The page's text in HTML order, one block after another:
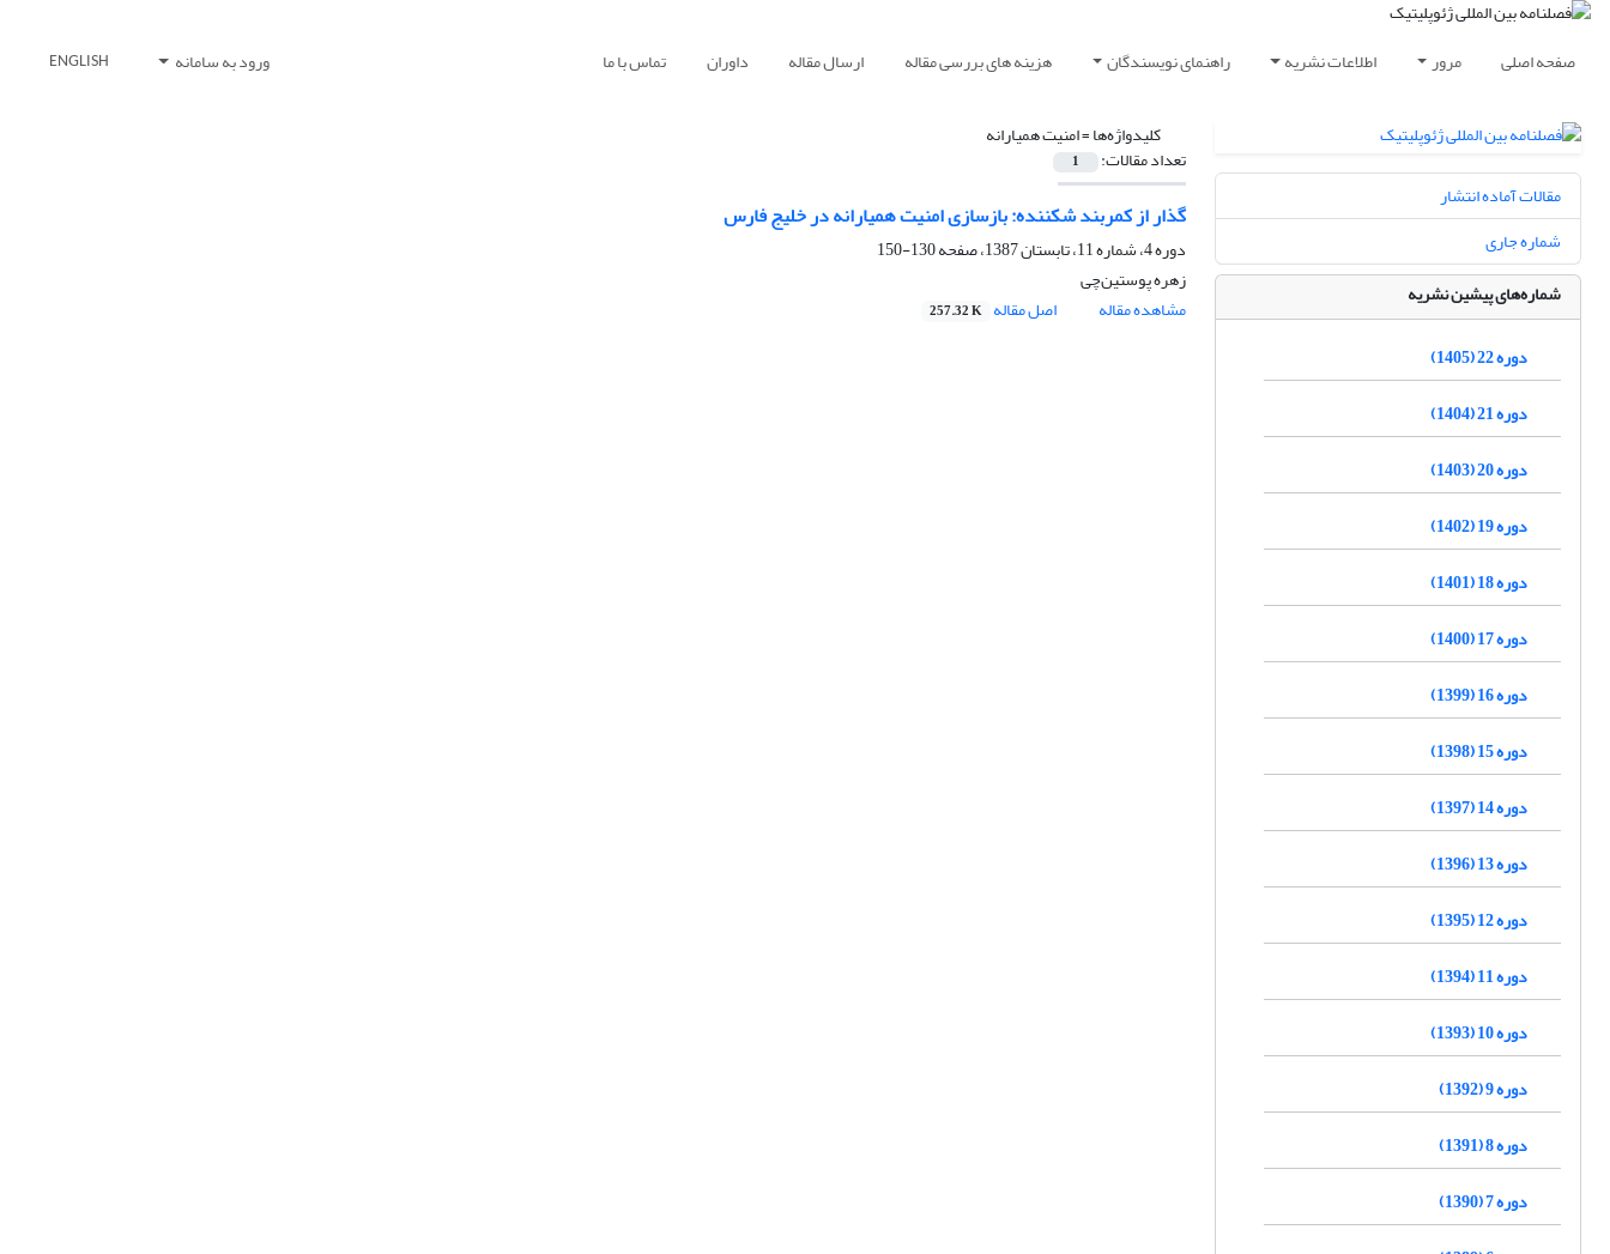
صفحه اصلی مرور اطلاعات نشریه راهنمای نویسندگان هزینه های بررسی مقاله ارسال مقاله داوران تماس با ما ورود به سامانه ENGLISH
کلیدواژه‌ها =امنیت همیارانه
تعداد مقالات: 1
گذار از کمربند شکننده: بازسازی امنیت همیارانه در خلیج فارس
دوره 4، شماره 11، تابستان 1387، صفحه
130-150
زهره پوستین‌چی‌
مشاهده مقاله
اصل مقاله 257.32 K
مقالات آماده انتشار
شماره جاری
شماره‌های پیشین نشریه
دوره 22 (1405)
دوره 21 (1404)
دوره 20 (1403)
دوره 19 (1402)
دوره 18 (1401)
دوره 17 (1400)
دوره 16 (1399)
دوره 15 (1398)
دوره 14 (1397)
دوره 13 (1396)
دوره 12 (1395)
دوره 11 (1394)
دوره 10 (1393)
دوره 9 (1392)
دوره 8 (1391)
دوره 7 (1390)